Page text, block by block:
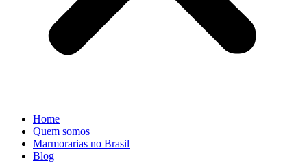
Home
Quem somos
Marmorarias no Brasil
Blog